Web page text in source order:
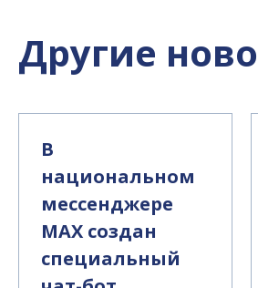
Другие
В
национальном
мессенджере
MAX создан
специальный